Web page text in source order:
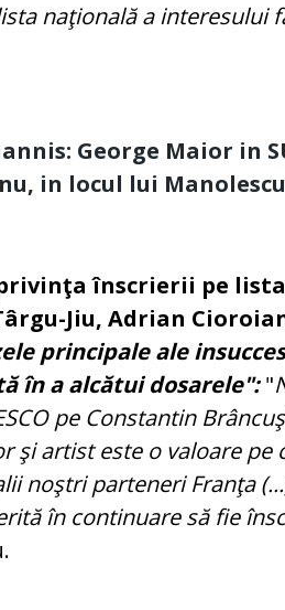
naţională a interesului
George Maior in
in locul lui Manolescu
înscrierii pe lista
Jiu, Adrian
principale ale
în a alcătui dosarele":"
pe Constantin
şi artist este o valoare pe
noştri parteneri Franţa
în continuare să fie